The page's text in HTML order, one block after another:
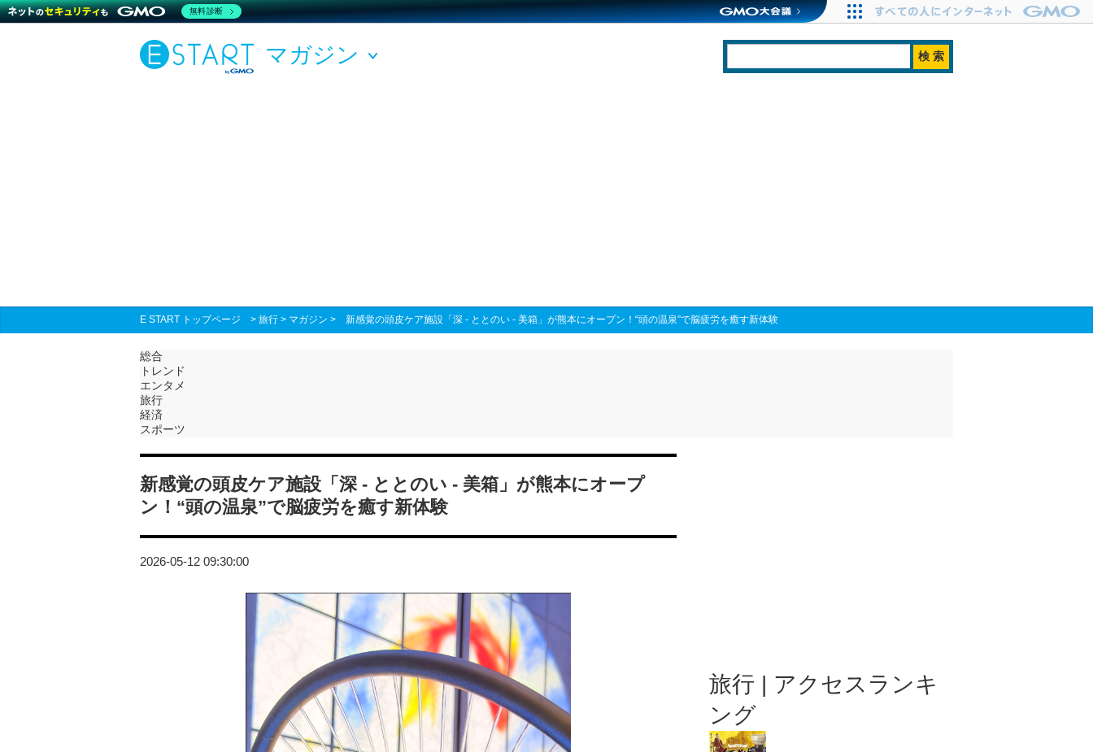
マガジン
E START トップページ > 旅行 > マガジン > 新感覚の頭皮ケア施設「深 - ととのい - 美箱」が熊本にオープン！“頭の温泉”で脳疲労を癒す新体験
総合
トレンド
エンタメ
旅行
経済
スポーツ
新感覚の頭皮ケア施設「深 - ととのい - 美箱」が熊本にオープ
ン！“頭の温泉”で脳疲労を癒す新体験
2026-05-12 09:30:00
旅行 | アクセスランキ
ング
無料診断